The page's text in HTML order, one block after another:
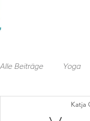
Alle Beiträge Yoga
Katja